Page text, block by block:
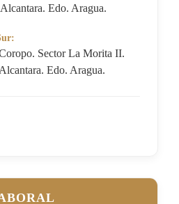
Edo. Aragua.
Sector La Morita II.
Edo. Aragua.